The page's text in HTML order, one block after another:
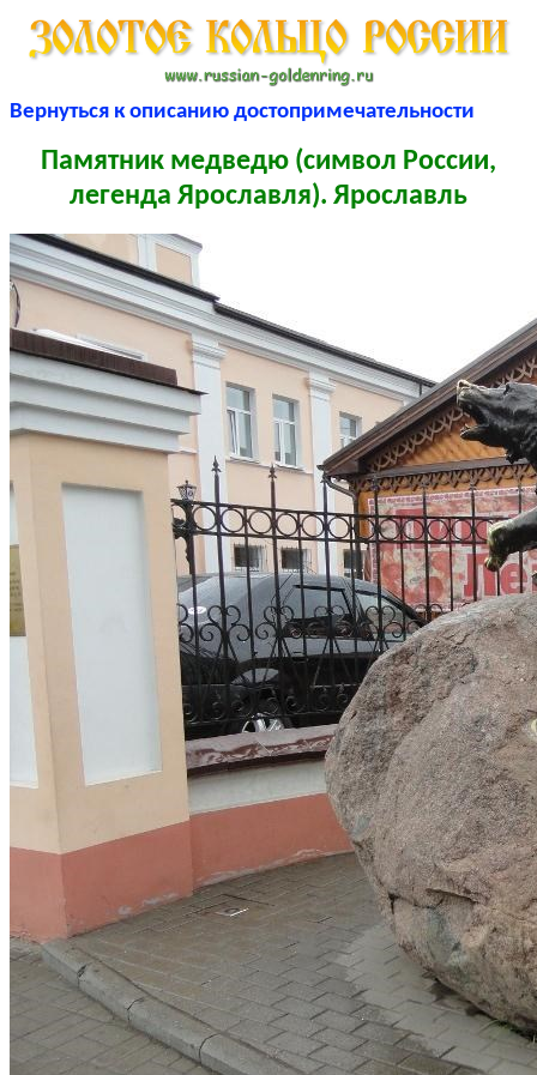
Вернуться к описанию достопримечательности
Памятник медведю (символ России,
легенда Ярославля). Ярославль